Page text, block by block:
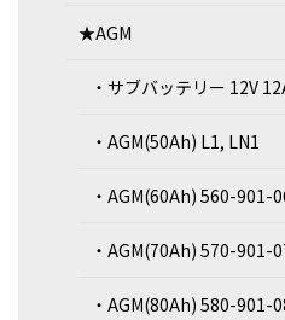
★AGM
・サブバッテリー 12V
・AGM(50Ah) L1, LN1
・AGM(60Ah) 560-901-
・AGM(70Ah) 570-901-
・AGM(80Ah) 580-901-